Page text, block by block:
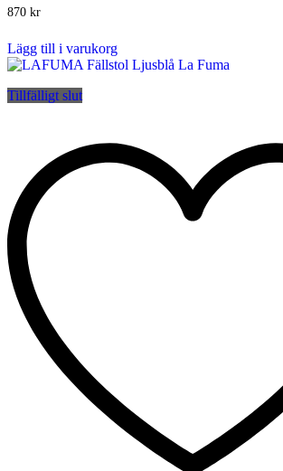
870 kr
Lägg till i varukorg
Tillfälligt slut